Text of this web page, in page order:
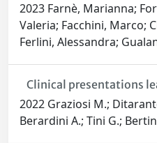
2023 Farnè, Marianna;
Valeria; Facchini, Marco;
Ferlini, Alessandra;
Clinical presentations
2022 Graziosi M.;
Berardini A.; Tini G.;